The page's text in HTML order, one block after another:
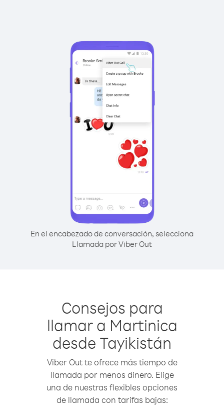
En el encabezado de conversación, selecciona
Llamada por Viber Out
Consejos para
llamar a Martinica
desde Tayikistán
Viber Out te ofrece más tiempo de
llamada por menos dinero. Elige
una de nuestras flexibles opciones
de llamada con tarifas bajas: